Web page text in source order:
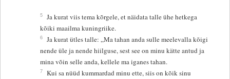
5 Ja kurat viis tema kõrgele, et näidata talle ühe hetkega
kõiki maailma kuningriike.
6 Ja kurat ütles talle: „Ma tahan anda sulle meelevalla kõigi
nende üle ja nende hiilguse, sest see on minu kätte antud ja
mina võin selle anda, kellele ma iganes tahan.
7 Kui sa nüüd kummardad minu ette, siis on kõik sinu